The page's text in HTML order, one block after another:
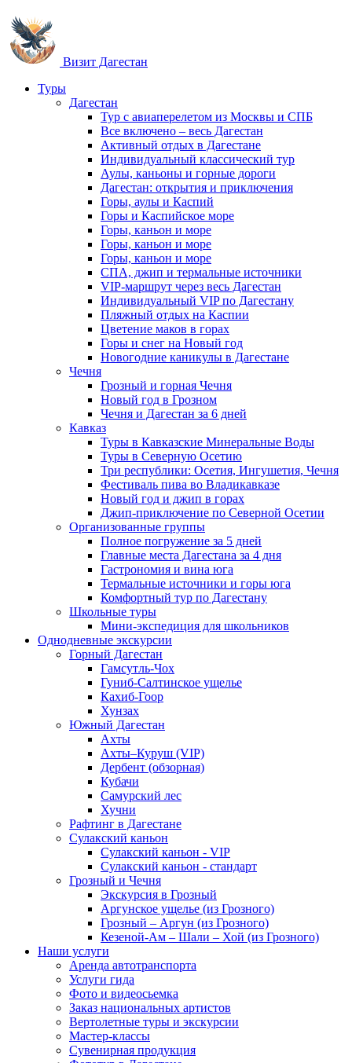
Визит Дагестан
Туры
Дагестан
Тур с авиаперелетом из Москвы и СПБ
Все включено – весь Дагестан
Активный отдых в Дагестане
Индивидуальный классический тур
Аулы, каньоны и горные дороги
Дагестан: открытия и приключения
Горы, аулы и Каспий
Горы и Каспийское море
Горы, каньон и море
Горы, каньон и море
Горы, каньон и море
СПА, джип и термальные источники
VIP-маршрут через весь Дагестан
Индивидуальный VIP по Дагестану
Пляжный отдых на Каспии
Цветение маков в горах
Горы и снег на Новый год
Новогодние каникулы в Дагестане
Чечня
Грозный и горная Чечня
Новый год в Грозном
Чечня и Дагестан за 6 дней
Кавказ
Туры в Кавказские Минеральные Воды
Туры в Северную Осетию
Три республики: Осетия, Ингушетия, Чечня
Фестиваль пива во Владикавказе
Новый год и джип в горах
Джип-приключение по Северной Осетии
Организованные группы
Полное погружение за 5 дней
Главные места Дагестана за 4 дня
Гастрономия и вина юга
Термальные источники и горы юга
Комфортный тур по Дагестану
Школьные туры
Мини-экспедиция для школьников
Однодневные экскурсии
Горный Дагестан
Гамсутль-Чох
Гуниб-Салтинское ущелье
Кахиб-Гоор
Хунзах
Южный Дагестан
Ахты
Ахты–Куруш (VIP)
Дербент (обзорная)
Кубачи
Самурский лес
Хучни
Рафтинг в Дагестане
Сулакский каньон
Сулакский каньон - VIP
Сулакский каньон - стандарт
Грозный и Чечня
Экскурсия в Грозный
Аргунское ущелье (из Грозного)
Грозный – Аргун (из Грозного)
Кезеной-Ам – Шали – Хой (из Грозного)
Наши услуги
Аренда автотранспорта
Услуги гида
Фото и видеосьемка
Заказ национальных артистов
Вертолетные туры и экскурсии
Мастер-классы
Сувенирная продукция